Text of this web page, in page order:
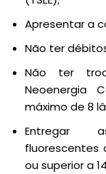
Apresentar a
Não ter
Não ter
Neoenergia
máximo de 8
Entregar
fluorescentes
ou superior a